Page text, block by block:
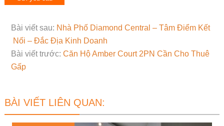
Bài viết sau: Nhà Phố Diamond Central – Tâm Điểm Kết
Nối – Đắc Địa Kinh Doanh
Bài viết trước: Căn Hộ Amber Court 2PN Cần Cho Thuê
Gấp
BÀI VIẾT LIÊN QUAN: